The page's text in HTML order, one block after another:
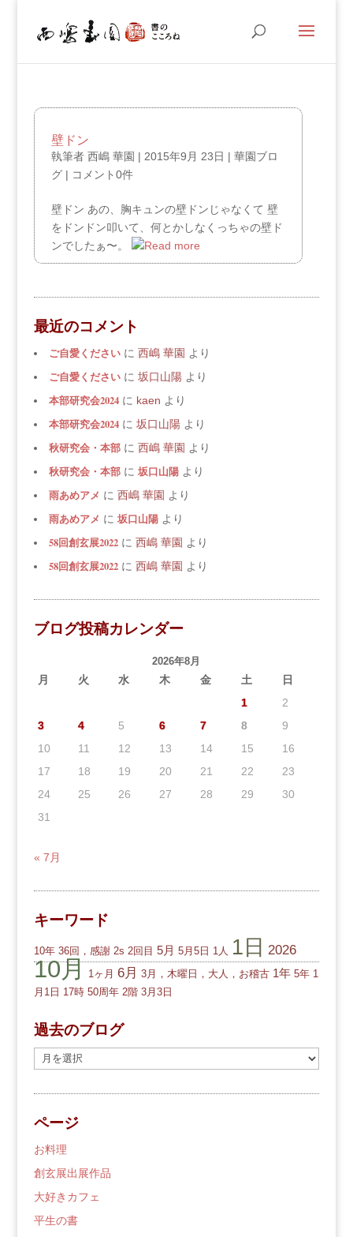
壁ドン
執筆者 西嶋 華園 | 2015年9月 23日 | 華園ブロ
グ| コメント0件
壁ドン あの、胸キュンの壁ドンじゃなくて 壁
をドンドン叩いて、何とかしなくっちゃの壁ド
ンでしたぁ〜。
最近のコメント
ご自愛くださいに 西嶋 華園 より
ご自愛くださいに 坂口山陽より
本部研究会2024に kaen より
本部研究会2024に 坂口山陽より
秋研究会・本部に 西嶋 華園 より
秋研究会・本部に 坂口山陽より
雨あめアメ に 西嶋 華園 より
雨あめアメ に 坂口山陽より
58回創玄展2022に 西嶋 華園 より
58回創玄展2022に 西嶋 華園 より
ブログ投稿カレンダー
2026年8月
月 火 水 木 金 土
日
1
2
3
4 5 6 7 8
9
10
11 12 13 14 15
16
17
18 19 20 21 22
23
24
25 26 27 28 29
30
31
« 7月
キーワード
10年 36回，感謝 2s 2回目 5月 5月5日 1人 1日 2026
10月 1ヶ月 6月 3月，木曜日，大人，お稽古 1年 5年 1
月1日 17時 50周年 2階 3月3日
過去のブログ
去
の
ロ
グ
ページ
お料理
創玄展出展作品
大好きカフェ
平生の書